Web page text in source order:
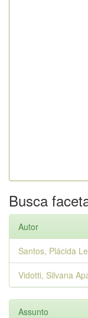
Busca
Autor
Santos, Plácida
Vidotti, Silvana
Assunto